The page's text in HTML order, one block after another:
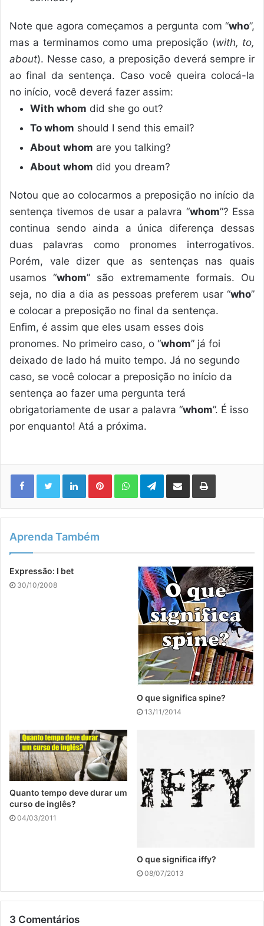
Note que agora começamos a pergunta com “who”,
mas a terminamos como uma preposição (with, to,
about). Nesse caso, a preposição deverá sempre ir
ao final da sentença. Caso você queira colocá-la
no início, você deverá fazer assim:
With whom did she go out?
To whom should I send this email?
About whom are you talking?
About whom did you dream?
Notou que ao colocarmos a preposição no início da
sentença tivemos de usar a palavra “whom”? Essa
continua sendo ainda a única diferença dessas
duas palavras como pronomes interrogativos.
Porém, vale dizer que as sentenças nas quais
usamos “whom” são extremamente formais. Ou
seja, no dia a dia as pessoas preferem usar “who”
e colocar a preposição no final da sentença.
Enfim, é assim que eles usam esses dois
pronomes. No primeiro caso, o “whom” já foi
deixado de lado há muito tempo. Já no segundo
caso, se você colocar a preposição no início da
sentença ao fazer uma pergunta terá
obrigatoriamente de usar a palavra “whom”. É isso
por enquanto! Atá a próxima.
LinkedinPinterestWhatsAppTelegram
Compartilhar via e-mail Imprimir
Aprenda Também
Expressão: I bet
30/10/2008
O que significa spine?
13/11/2014
Quanto tempo deve durar um
curso de inglês?
04/03/2011
O que significa iffy?
08/07/2013
3 Comentários